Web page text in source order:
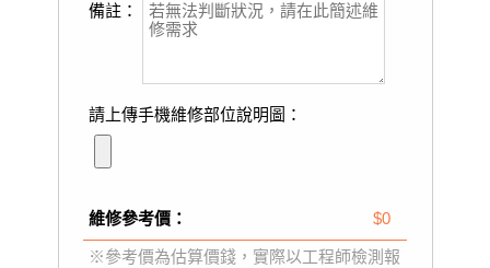
備註：
請上傳手機維修部位說明圖：
維修參考價： $0
※參考價為估算價錢，實際以工程師檢測報